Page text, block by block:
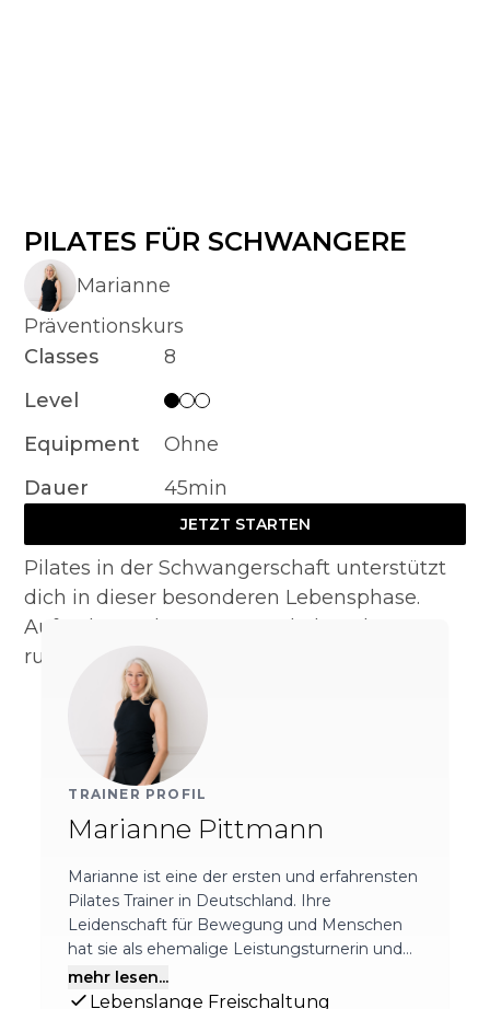
PILATES FÜR SCHWANGERE
Marianne
Präventionskurs
Classes
8
Level
Equipment
Ohne
Dauer
45min
JETZT STARTEN
Pilates in der Schwangerschaft unterstützt
dich in dieser besonderen Lebensphase.
Aufrechte Haltung trotz Babybauch,
rundum gesund und energievoll fühlen.
TRAINER PROFIL
Marianne Pittmann
Marianne ist eine der ersten und erfahrensten
Pilates Trainer in Deutschland. Ihre
Leidenschaft für Bewegung und Menschen
hat sie als ehemalige Leistungsturnerin und
Therapeutin zu ihrer Berufung gemacht. Ihre
besonderen Stunden zeichnen sich durch
mehr lesen...
Lebenslange Freischaltung